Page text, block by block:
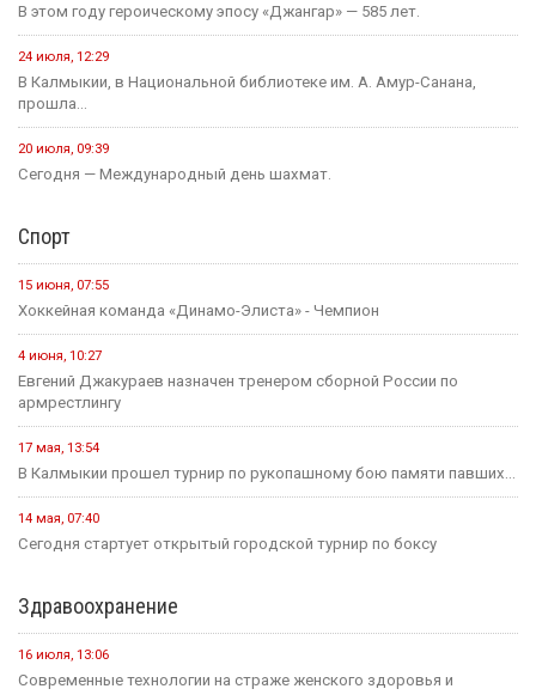
В этом году героическому эпосу «Джангар» — 585 лет.
24 июля, 12:29
В Калмыкии, в Национальной библиотеке им. А. Амур-Санана,
прошла...
20 июля, 09:39
Сегодня — Международный день шахмат.
Спорт
15 июня, 07:55
Хоккейная команда «Динамо-Элиста» - Чемпион
4 июня, 10:27
Евгений Джакураев назначен тренером сборной России по
армрестлингу
17 мая, 13:54
В Калмыкии прошел турнир по рукопашному бою памяти павших...
14 мая, 07:40
Сегодня стартует открытый городской турнир по боксу
Здравоохранение
16 июля, 13:06
Современные технологии на страже женского здоровья и